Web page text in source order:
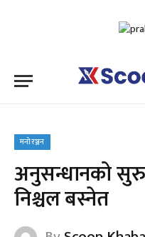
मनोरञ्जन
अनुसन्धानको
निश्चल बस्नेत